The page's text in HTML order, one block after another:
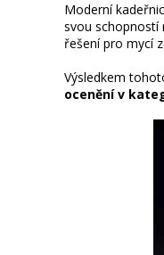
Moderní
svou schopností
řešení pro mycí
Výsledkem
ocenění v